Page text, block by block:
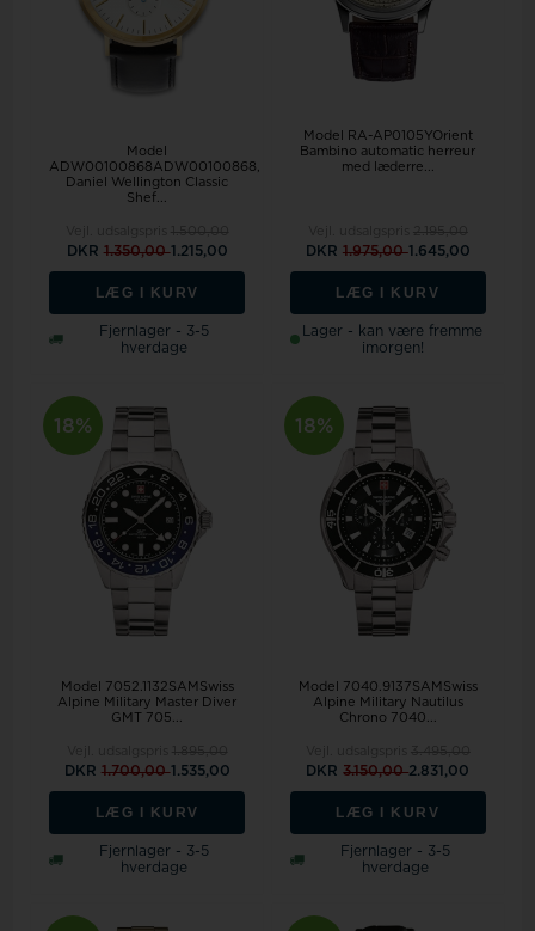
Model
ADW00100868ADW00100868,
Daniel Wellington Classic
Shef...
DKR 1.350,001.215,00
LÆG I KURV
Fjernlager - 3-5
hverdage
Model RA-AP0105YOrient
Bambino automatic herreur
med læderre...
DKR 1.975,001.645,00
LÆG I KURV
Lager - kan være fremme
imorgen!
18%
Model 7052.1132SAMSwiss
Alpine Military Master Diver
GMT 705...
DKR 1.700,001.535,00
LÆG I KURV
Fjernlager - 3-5
hverdage
18%
Model 7040.9137SAMSwiss
Alpine Military Nautilus
Chrono 7040...
DKR3.150,002.831,00
LÆG I KURV
Fjernlager - 3-5
hverdage